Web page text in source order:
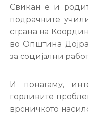
Свикан е и
подрачните
страна на
во Општина
за социјални
И понатаму,
горливите
врсничкото